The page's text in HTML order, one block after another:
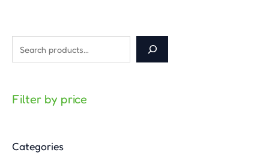
Filter by price
Categories